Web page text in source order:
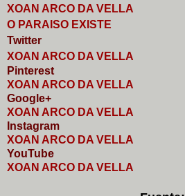
XOAN ARCO DA VELLA
O PARAISO EXISTE
Twitter
XOAN ARCO DA VELLA
Pinterest
XOAN ARCO DA VELLA
Google+
XOAN ARCO DA VELLA
nstagram
XOAN ARCO DA VELLA
YouTube
XOAN ARCO DA VELLA